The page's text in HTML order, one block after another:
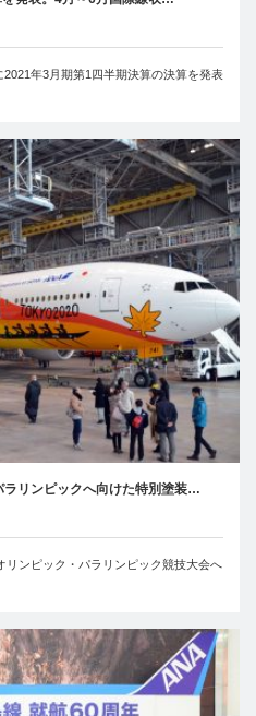
年3月期第1四半期決算の決算を発表
リンピックへ向けた特別塗装…
リンピック・パラリンピック競技大会へ